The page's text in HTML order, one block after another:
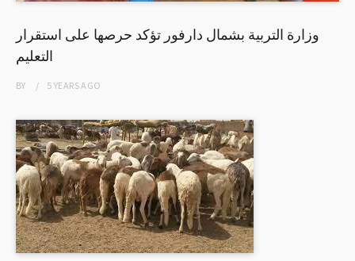
وزارة التربية بشمال دارفور تؤكد حرصها على استقرار
التعليم
BY 5 YEARSAGO